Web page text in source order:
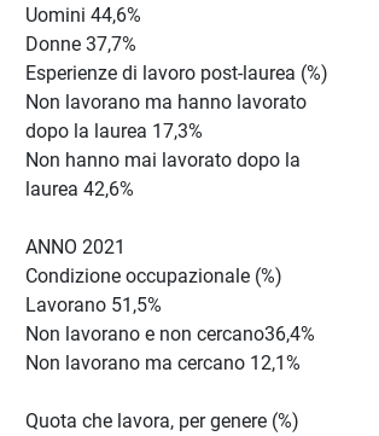
Uomini 44,6%
Donne 37,7%
Esperienze di lavoro post-laurea (%)
Non lavorano ma hanno lavorato
dopo la laurea 17,3%
Non hanno mai lavorato dopo la
laurea 42,6%
ANNO 2021
Condizione occupazionale (%)
Lavorano 51,5%
Non lavorano e non cercano36,4%
Non lavorano ma cercano 12,1%
Quota che lavora, per genere (%)